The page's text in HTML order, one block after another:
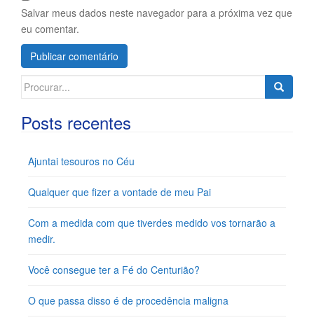
Salvar meus dados neste navegador para a próxima vez que
eu comentar.
Search
Posts recentes
Ajuntai tesouros no Céu
Qualquer que fizer a vontade de meu Pai
Com a medida com que tiverdes medido vos tornarão a
medir.
Você consegue ter a Fé do Centurião?
O que passa disso é de procedência maligna